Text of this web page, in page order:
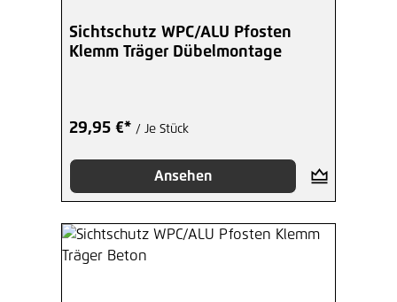
Sichtschutz WPC/ALU Pfosten
Klemm Träger Dübelmontage
29,95 €* / Je Stück
Ansehen